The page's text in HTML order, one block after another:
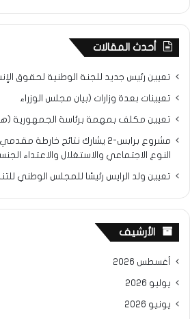
أحدث المقالات
تعيين رئيس جديد للجنة الوطنية لحقوق
تعيينات بعدة وزارات (بيان مجلس الوزراء
تعيين مكلف بمهمة برئاسة الجمهورية
مشروع برابس-2 يشارك نتائح
النوع الاجتماعي والاستغلال والاعتداء
تعيين ولد الرايس رئيسًا للمجلس الوطني
الأرشيف
أغسطس 2026
يوليو 2026
يونيو 2026